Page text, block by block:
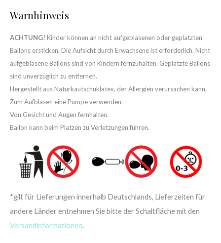
Warnhinweis
ACHTUNG! Kinder können an nicht aufgeblasenen oder geplatzten
Ballons ersticken. Die Aufsicht durch Erwachsene ist erforderlich. Nicht
aufgeblasene Ballons sind von Kindern fernzuhalten. Geplatzte Ballons
sind unverzüglich zu entfernen.
Hergestellt aus Naturkautschuklatex, der Allergien verursachen kann.
Zum Aufblasen eine Pumpe verwenden.
Von Gesicht und Augen fernhalten.
Ballon kann beim Platzen zu Verletzungen führen.
*gilt für Lieferungen innerhalb Deutschlands, Lieferzeiten für
andere Länder entnehmen Sie bitte der Schaltfläche mit den
Versandinformationen.